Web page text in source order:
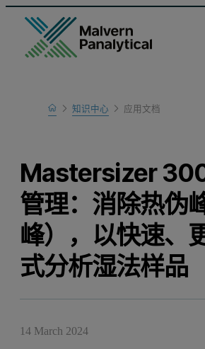
Home
Learn
知识中心 应用文档
Mastersizer
管理：消除热伪
峰），以快速、
式分析湿法样品
14 March 2024